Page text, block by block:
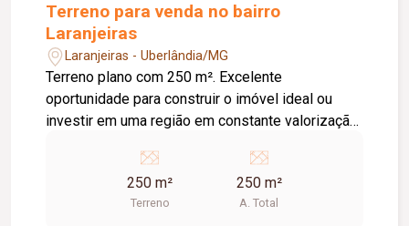
Terreno para venda no bairro
Laranjeiras
Laranjeiras - Uberlândia/MG
Terreno plano com 250 m². Excelente
oportunidade para construir o imóvel ideal ou
investir em uma região em constante valorização.
250 m²
Terreno
250 m²
A. Total